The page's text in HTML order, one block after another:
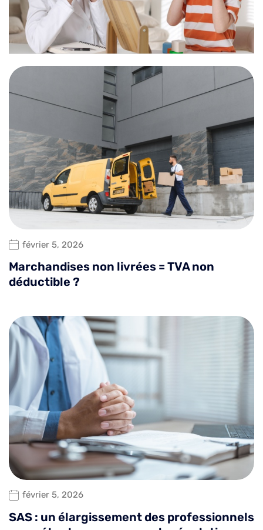
février 5, 2026
Marchandises non livrées = TVA non
déductible ?
février 5, 2026
SAS : un élargissement des professionnels